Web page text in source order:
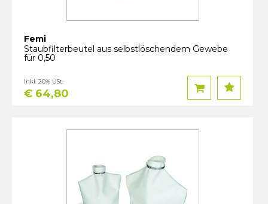
Femi
Staubfilterbeutel aus selbstlöschendem Gewebe
für 0,50
€ 64,80
Inkl. 20% USt.